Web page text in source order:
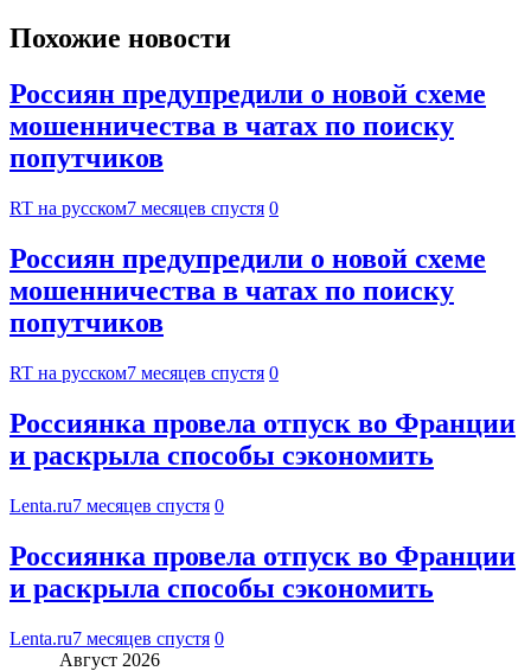
Похожие новости
Россиян предупредили о новой схеме
мошенничества в чатах по поиску
попутчиков
RT на русском7 месяцев спустя 0
Россиян предупредили о новой схеме
мошенничества в чатах по поиску
попутчиков
RT на русском7 месяцев спустя 0
Россиянка провела отпуск во Франции
и раскрыла способы сэкономить
Lenta.ru7 месяцев спустя 0
Россиянка провела отпуск во Франции
и раскрыла способы сэкономить
Lenta.ru7 месяцев спустя 0
Август 2026